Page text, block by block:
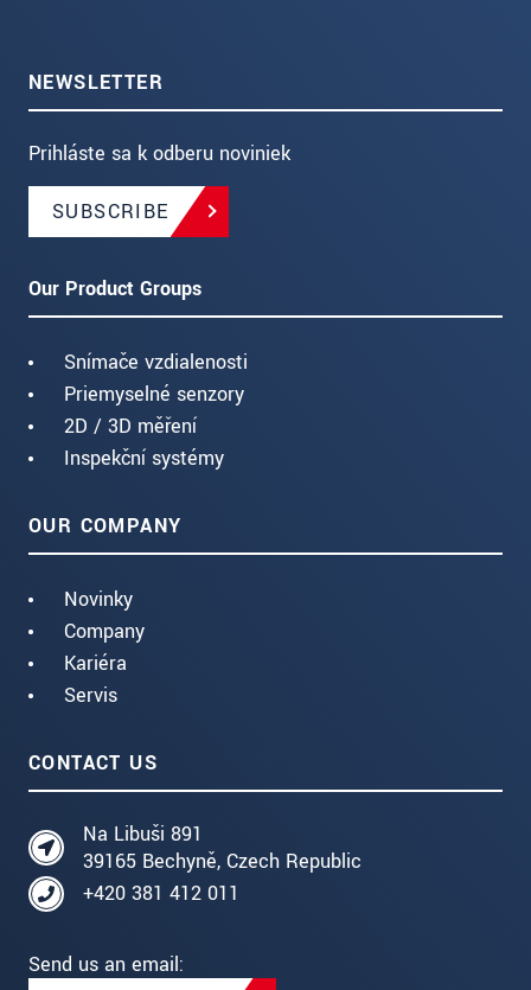
NEWSLETTER
Prihláste sa k odberu noviniek
SUBSCRIBE
Our Product Groups
Snímače vzdialenosti
Priemyselné senzory
2D / 3D měření
Inspekční systémy
OUR COMPANY
Novinky
Company
Kariéra
Servis
CONTACT US
Na Libuši 891
39165 Bechyně, Czech Republic
+420 381 412 011
Send us an email: